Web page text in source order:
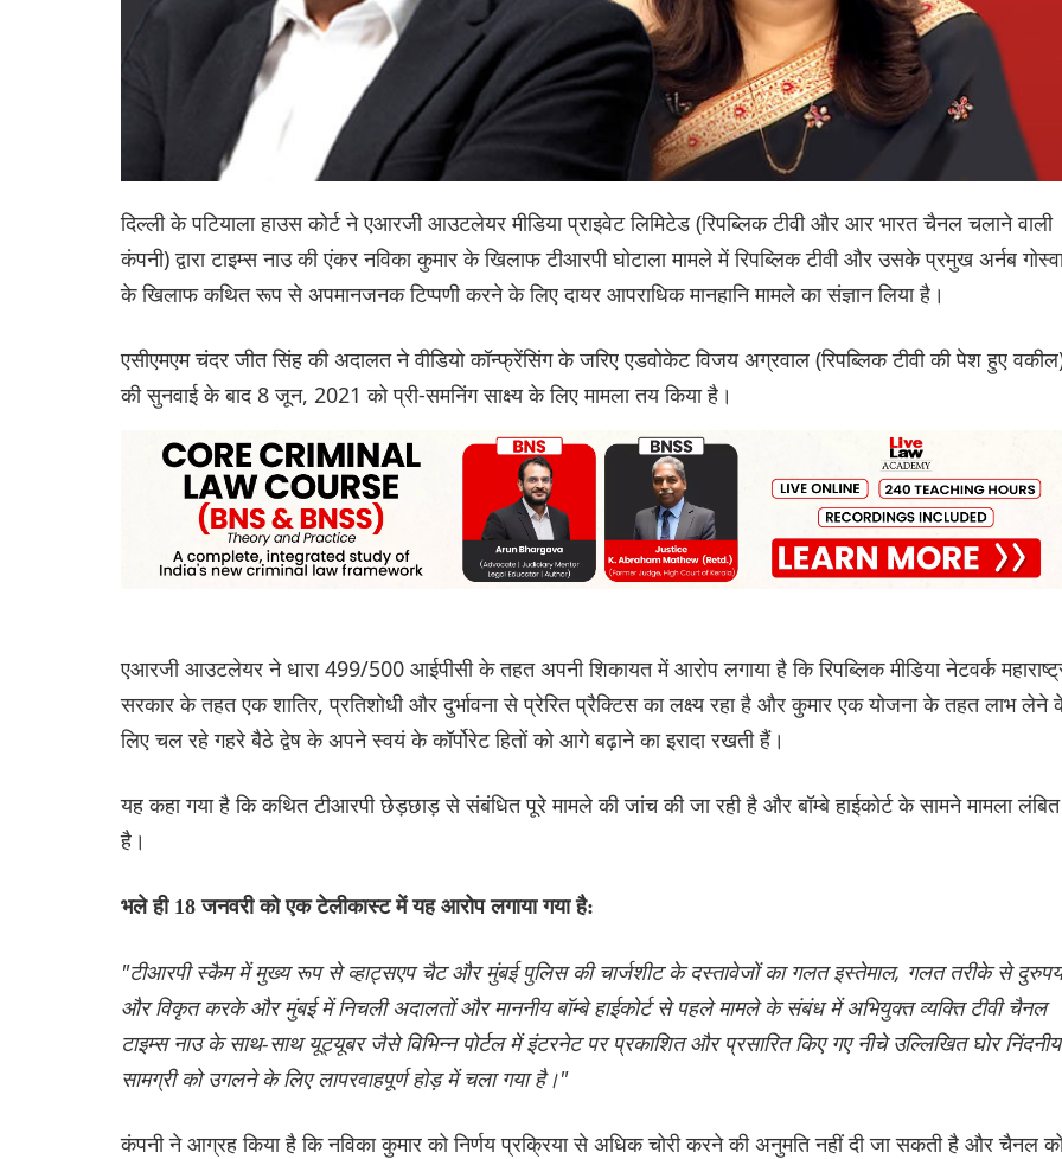
दिल्ली के पटियाला हाउस कोर्ट ने एआरजी आउटलेयर मीडिया प्राइवेट लिमिटेड (रिपब्लिक टीवी और आर भारत चैनल चलाने वाली
कंपनी) द्वारा टाइम्स नाउ की एंकर नविका कुमार के खिलाफ टीआरपी घोटाला मामले में रिपब्लिक टीवी और उसके प्रमुख अर्नब
के खिलाफ कथित रूप से अपमानजनक टिप्पणी करने के लिए दायर आपराधिक मानहानि मामले का संज्ञान लिया है।
एसीएमएम चंदर जीत सिंह की अदालत ने वीडियो कॉन्फ्रेंसिंग के जरिए एडवोकेट विजय अग्रवाल (रिपब्लिक टीवी की पेश हुए
की सुनवाई के बाद 8 जून, 2021 को प्री-समनिंग साक्ष्य के लिए मामला तय किया है।
एआरजी आउटलेयर ने धारा 499/500 आईपीसी के तहत अपनी शिकायत में आरोप लगाया है कि रिपब्लिक मीडिया नेटवर्क
सरकार के तहत एक शातिर, प्रतिशोधी और दुर्भावना से प्रेरित प्रैक्टिस का लक्ष्य रहा है और कुमार एक योजना के तहत लाभ लेने
लिए चल रहे गहरे बैठे द्वेष के अपने स्वयं के कॉर्पोरेट हितों को आगे बढ़ाने का इरादा रखती हैं।
यह कहा गया है कि कथित टीआरपी छेड़छाड़ से संबंधित पूरे मामले की जांच की जा रही है और बॉम्बे हाईकोर्ट के सामने मामला लंबित
है।
भले ही 18 जनवरी को एक टेलीकास्ट में यह आरोप लगाया गया है:
"टीआरपी स्कैम में मुख्य रूप से व्हाट्सएप चैट और मुंबई पुलिस की चार्जशीट के दस्तावेजों का गलत इस्तेमाल, गलत तरीके से
और विकृत करके और मुंबई में निचली अदालतों और माननीय बॉम्बे हाईकोर्ट से पहले मामले के संबंध में अभियुक्त व्यक्ति टीवी चैनल
टाइम्स नाउ के साथ-साथ यूट्यूबर जैसे विभिन्न पोर्टल में इंटरनेट पर प्रकाशित और प्रसारित किए गए नीचे उल्लिखित घोर निंदनीय
सामग्री को उगलने के लिए लापरवाहपूर्ण होड़ में चला गया है।"
कंपनी ने आग्रह किया है कि नविका कुमार को निर्णय प्रक्रिया से अधिक चोरी करने की अनुमति नहीं दी जा सकती है और चैनल